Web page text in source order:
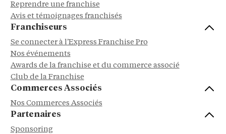
Reprendre une franchise
Avis et témoignages franchisés
Franchiseurs
Se connecter à l'Express Franchise Pro
Nos événements
Awards de la franchise et du commerce associé
Club de la Franchise
Commerces Associés
Nos Commerces Associés
Partenaires
Sponsoring